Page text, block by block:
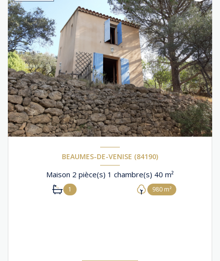
BEAUMES-DE-VENISE (84190)
Maison 2 pièce(s) 1 chambre(s) 40 m²
1 980 m²